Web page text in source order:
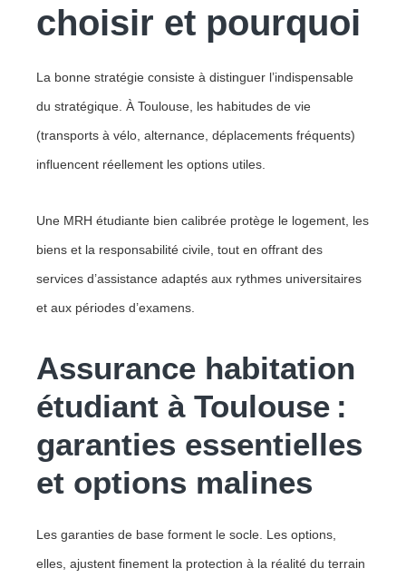
choisir et pourquoi
La bonne stratégie consiste à distinguer l’indispensable
du stratégique. À Toulouse, les habitudes de vie
(transports à vélo, alternance, déplacements fréquents)
influencent réellement les options utiles.
Une MRH étudiante bien calibrée protège le logement, les
biens et la responsabilité civile, tout en offrant des
services d’assistance adaptés aux rythmes universitaires
et aux périodes d’examens.
Assurance habitation
étudiant à Toulouse :
garanties essentielles
et options malines
Les garanties de base forment le socle. Les options,
elles, ajustent finement la protection à la réalité du terrain